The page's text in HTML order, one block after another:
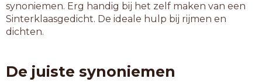
synoniemen. Erg handig bij het zelf maken van een
Sinterklaasgedicht. De ideale hulp bij rijmen en
dichten.
De juiste synoniemen